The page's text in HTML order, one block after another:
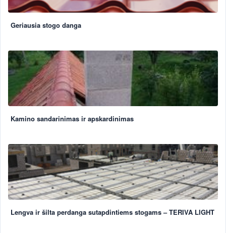
Geriausia stogo danga
Kamino sandarinimas ir apskardinimas
Lengva ir šilta perdanga sutapdintiems stogams – TERIVA LIGHT